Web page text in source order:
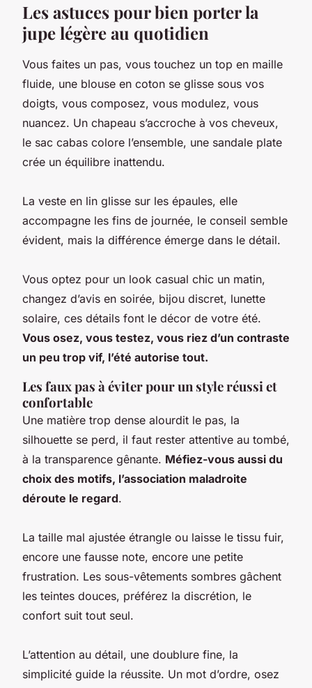
Les astuces pour bien porter la
jupe légère au quotidien
Vous faites un pas, vous touchez un top en maille
fluide, une blouse en coton se glisse sous vos
doigts, vous composez, vous modulez, vous
nuancez. Un chapeau s’accroche à vos cheveux,
le sac cabas colore l’ensemble, une sandale plate
crée un équilibre inattendu.
La veste en lin glisse sur les épaules, elle
accompagne les fins de journée, le conseil semble
évident, mais la différence émerge dans le détail.
Vous optez pour un look casual chic un matin,
changez d’avis en soirée, bijou discret, lunette
solaire, ces détails font le décor de votre été.
Vous osez, vous testez, vous riez d’un contraste
un peu trop vif, l’été autorise tout.
Les faux pas à éviter pour un style réussi et
confortable
Une matière trop dense alourdit le pas, la
silhouette se perd, il faut rester attentive au tombé,
à la transparence gênante. Méfiez-vous aussi du
choix des motifs, l’association maladroite
déroute le regard.
La taille mal ajustée étrangle ou laisse le tissu fuir,
encore une fausse note, encore une petite
frustration. Les sous-vêtements sombres gâchent
les teintes douces, préférez la discrétion, le
confort suit tout seul.
L’attention au détail, une doublure fine, la
simplicité guide la réussite. Un mot d’ordre, osez